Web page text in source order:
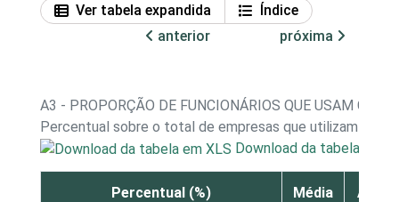
Ver tabela expandida
Índice
anterior
próxima
A3 - PROPORÇÃO DE FUNCIONÁRIOS QUE USAM
Percentual sobre o total de empresas que utilizam
Download da tabela em
Percentual (%)
Média
Até